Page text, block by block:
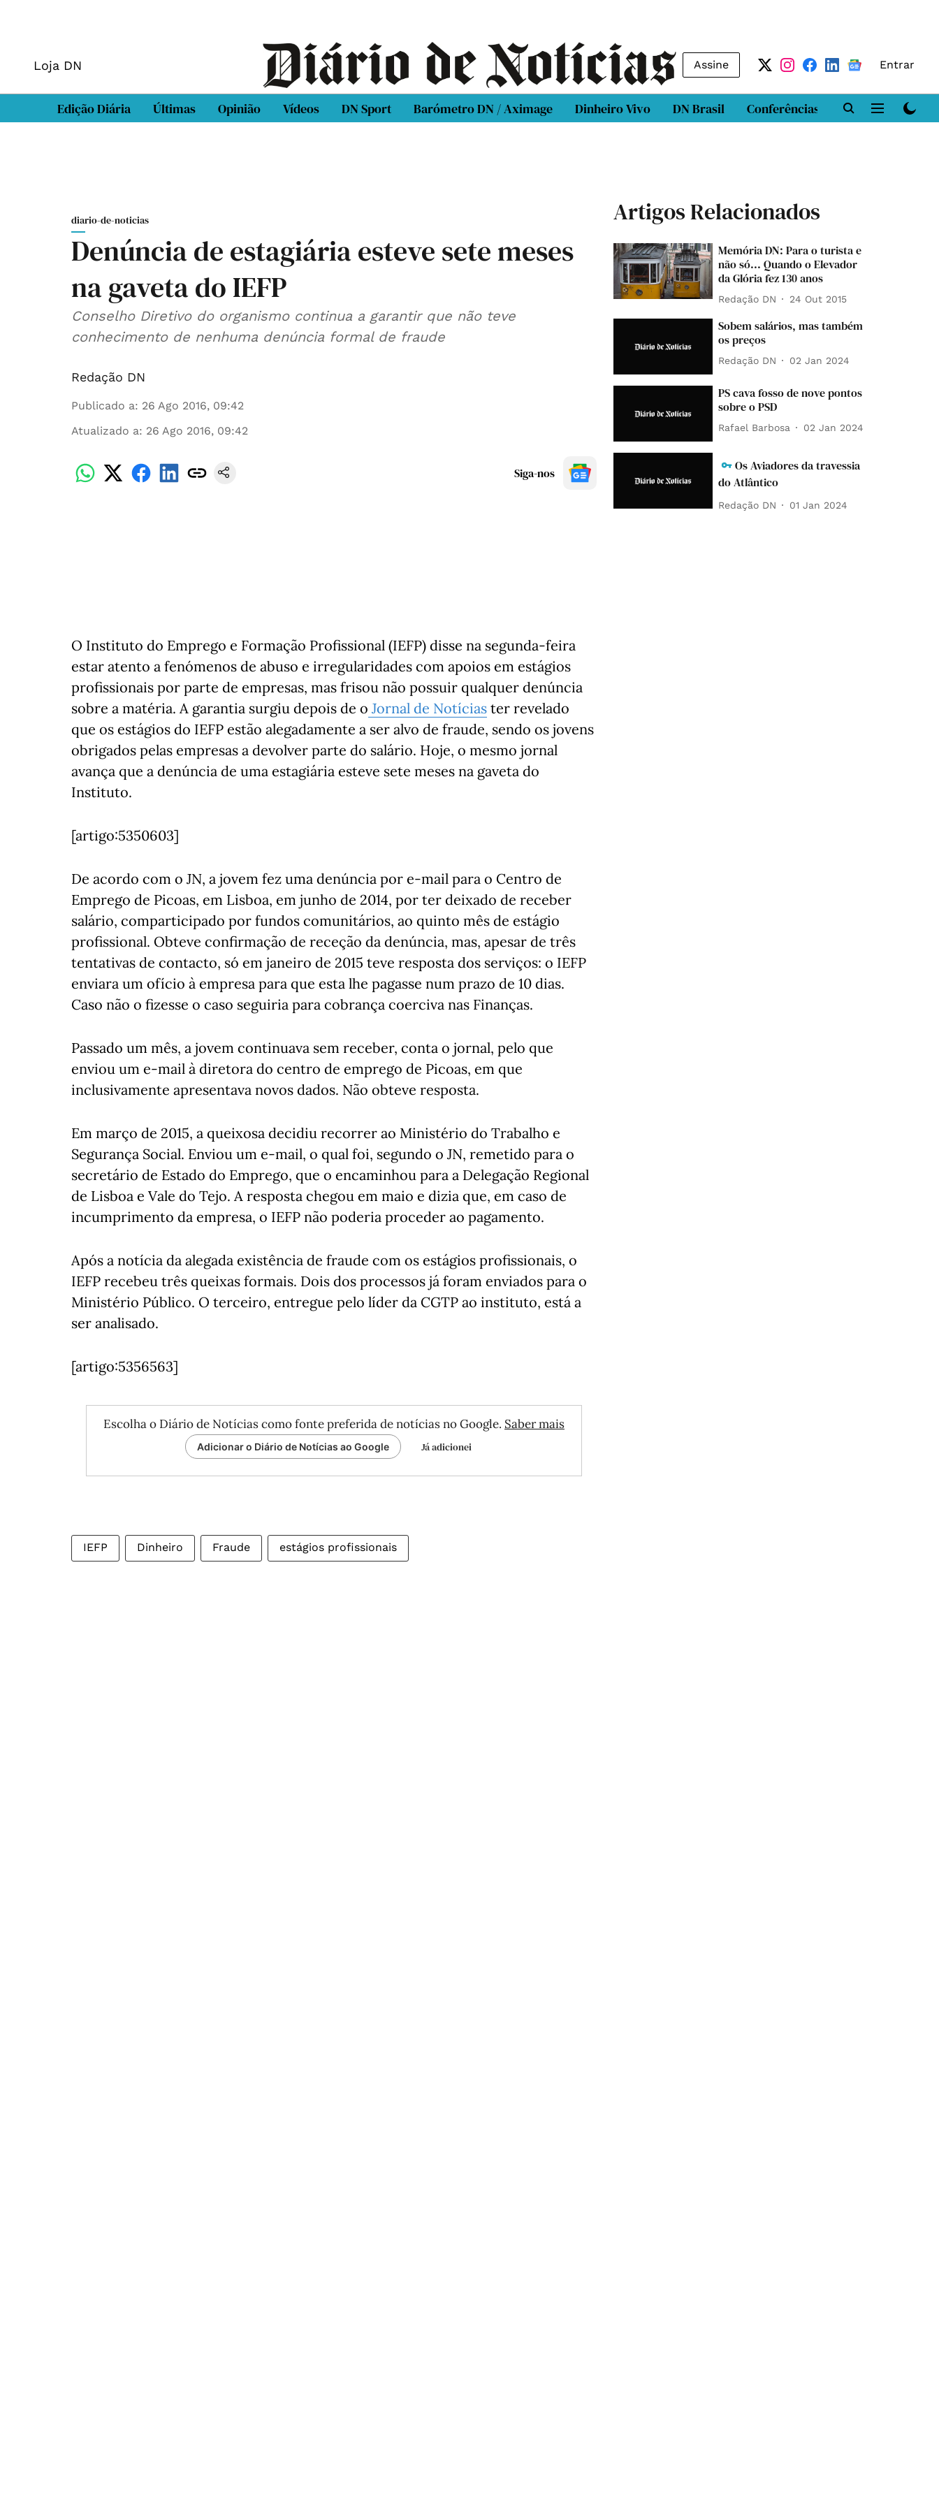
Loja DN Assine Entrar
Edição Diária Últimas Opinião Vídeos DN Sport Barómetro DN / Aximage Dinheiro Vivo DN Brasil Conferências DN LAB
diario-de-noticias
Denúncia de estagiária esteve sete meses
na gaveta do IEFP
Conselho Diretivo do organismo continua a garantir que não teve
conhecimento de nenhuma denúncia formal de fraude
Redação DN
Publicado a: 26 Ago 2016, 09:42
Atualizado a: 26 Ago 2016, 09:42
Siga-nos
O Instituto do Emprego e Formação Profissional (IEFP) disse na segunda-feira
estar atento a fenómenos de abuso e irregularidades com apoios em estágios
profissionais por parte de empresas, mas frisou não possuir qualquer denúncia
sobre a matéria. A garantia surgiu depois de o Jornal de Notícias ter revelado
que os estágios do IEFP estão alegadamente a ser alvo de fraude, sendo os jovens
obrigados pelas empresas a devolver parte do salário. Hoje, o mesmo jornal
avança que a denúncia de uma estagiária esteve sete meses na gaveta do
Instituto.
[artigo:5350603]
De acordo com o JN, a jovem fez uma denúncia por e-mail para o Centro de
Emprego de Picoas, em Lisboa, em junho de 2014, por ter deixado de receber
salário, comparticipado por fundos comunitários, ao quinto mês de estágio
profissional. Obteve confirmação de receção da denúncia, mas, apesar de três
tentativas de contacto, só em janeiro de 2015 teve resposta dos serviços: o IEFP
enviara um ofício à empresa para que esta lhe pagasse num prazo de 10 dias.
Caso não o fizesse o caso seguiria para cobrança coerciva nas Finanças.
Passado um mês, a jovem continuava sem receber, conta o jornal, pelo que
enviou um e-mail à diretora do centro de emprego de Picoas, em que
inclusivamente apresentava novos dados. Não obteve resposta.
Em março de 2015, a queixosa decidiu recorrer ao Ministério do Trabalho e
Segurança Social. Enviou um e-mail, o qual foi, segundo o JN, remetido para o
secretário de Estado do Emprego, que o encaminhou para a Delegação Regional
de Lisboa e Vale do Tejo. A resposta chegou em maio e dizia que, em caso de
incumprimento da empresa, o IEFP não poderia proceder ao pagamento.
Após a notícia da alegada existência de fraude com os estágios profissionais, o
IEFP recebeu três queixas formais. Dois dos processos já foram enviados para o
Ministério Público. O terceiro, entregue pelo líder da CGTP ao instituto, está a
ser analisado.
[artigo:5356563]
Escolha o Diário de Notícias como fonte preferida de notícias no Google. Saber mais
Adicionar o Diário de Notícias ao Google Já adicionei
IEFP Dinheiro Fraude estágios profissionais
Artigos Relacionados
Memória DN: Para o turista e
não só... Quando o Elevador
da Glória fez 130 anos
Redação DN 24 Out 2015
Sobem salários, mas também
os preços
Redação DN 02 Jan 2024
PS cava fosso de nove pontos
sobre o PSD
Rafael Barbosa 02 Jan 2024
Os Aviadores da travessia
do Atlântico
Redação DN 01 Jan 2024